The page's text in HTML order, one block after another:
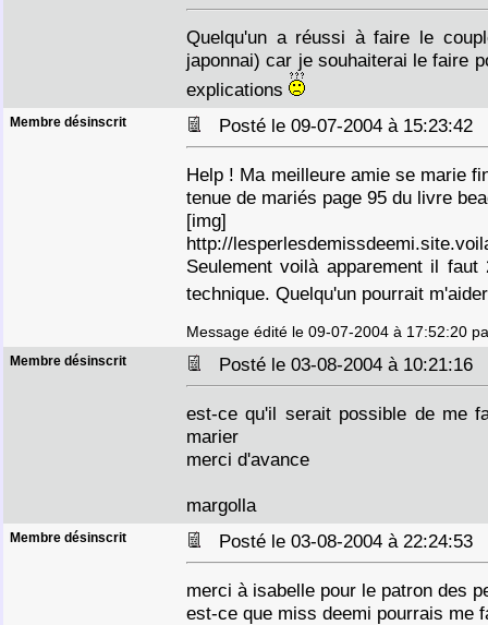
Quelqu'un a réussi à faire le
japonnai) car je souhaiterai le faire
explications
Membre désinscrit Posté le 09-07-2004 à 15:23:42
Help ! Ma meilleure amie se marie
tenue de mariés page 95 du livre
[img]
http://
Seulement voilà apparement il
technique. Quelqu'un pourrait
Message édité le 09-07-2004 à 17:52:20
Membre désinscrit Posté le 03-08-2004 à 10:21:16
est-ce qu'il serait possible de me
marier
merci d'avance
margolla
Membre désinscrit Posté le 03-08-2004 à 22:24:53
merci à isabelle pour le patron des
est-ce que miss deemi pourrais me